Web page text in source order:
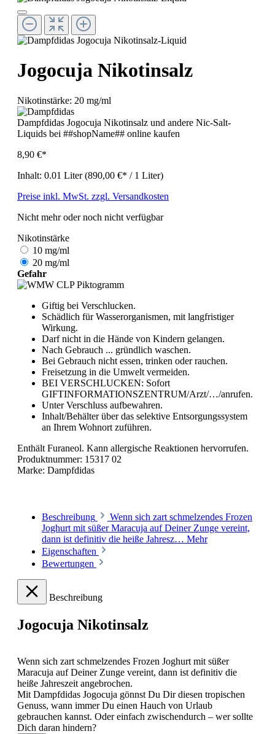
Jogocuja Nikotinsalz
Nikotinstärke: 20 mg/ml
Dampfdidas Jogocuja Nikotinsalz und andere Nic-Salt-
Liquids bei ##shopName## online kaufen
8,90 €*
Inhalt: 0.01 Liter(890,00 €* / 1 Liter)
Preise inkl. MwSt. zzgl. Versandkosten
Nicht mehr oder noch nicht verfügbar
Nikotinstärke
10 mg/ml
20 mg/ml
Gefahr
Giftig bei Verschlucken.
Schädlich für Wasserorganismen, mit langfristiger
Wirkung.
Darf nicht in die Hände von Kindern gelangen.
Nach Gebrauch ... gründlich waschen.
Bei Gebrauch nicht essen, trinken oder rauchen.
Freisetzung in die Umwelt vermeiden.
BEI VERSCHLUCKEN: Sofort
GIFTINFORMATIONSZENTRUM/Arzt/…/anrufen.
Unter Verschluss aufbewahren.
Inhalt/Behälter über das selektive Entsorgungssystem
an Ihrem Wohnort zuführen.
Enthält Furaneol. Kann allergische Reaktionen hervorrufen.
Produktnummer: 15317 02
Marke: Dampfdidas
Beschreibung
Wenn sich zart schmelzendes Frozen
Joghurt mit süßer Maracuja auf Deiner Zunge vereint,
dann ist definitiv die heiße Jahresz… Mehr
Eigenschaften
Bewertungen
Beschreibung
Jogocuja Nikotinsalz
Wenn sich zart schmelzendes Frozen Joghurt mit süßer
Maracuja auf Deiner Zunge vereint, dann ist definitiv die
heiße Jahreszeit angebrochen.
Mit Dampfdidas Jogocuja gönnst Du Dir diesen tropischen
Genuss, wann immer Du einen Hauch von Urlaub
gebrauchen kannst. Oder einfach zwischendurch – wer sollte
Dich daran hindern?